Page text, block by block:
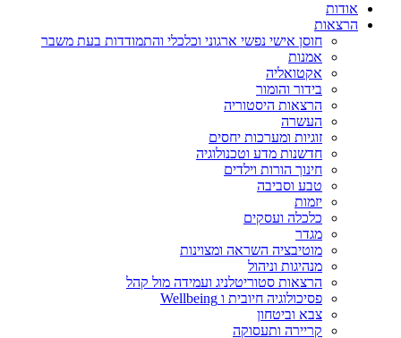
אודות
הרצאות
חוסן אישי נפשי ארגוני וכלכלי והתמודדות בעת משבר
אמנות
אקטואליה
בידור והומור
הרצאות היסטוריה
העשרה
זוגיות ומערכות יחסים
חדשנות מדע וטכנולוגיה
חינוך הורות וילדים
טבע וסביבה
יזמות
כלכלה ועסקים
מגדר
מוטיבציה השראה ומצוינות
מנהיגות וניהול
הרצאות סטוריטלניג ועמידה מול קהל
פסיכולוגיה חיובית ו Wellbeing
צבא וביטחון
קריירה ותעסוקה